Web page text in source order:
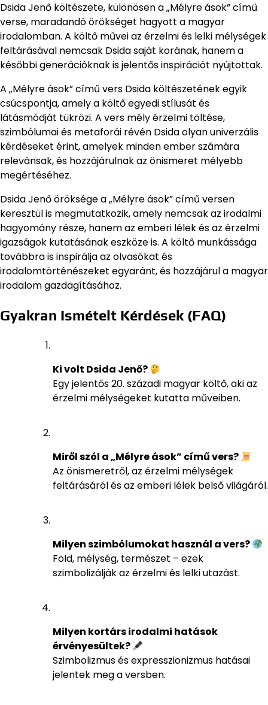
Dsida Jenő költészete, különösen a „Mélyre ások” című
verse, maradandó örökséget hagyott a magyar
irodalomban. A költő művei az érzelmi és lelki mélységek
feltárásával nemcsak Dsida saját korának, hanem a
későbbi generációknak is jelentős inspirációt nyújtottak.
A „Mélyre ások” című vers Dsida költészetének egyik
csúcspontja, amely a költő egyedi stílusát és
látásmódját tükrözi. A vers mély érzelmi töltése,
szimbólumai és metaforái révén Dsida olyan univerzális
kérdéseket érint, amelyek minden ember számára
relevánsak, és hozzájárulnak az önismeret mélyebb
megértéséhez.
Dsida Jenő öröksége a „Mélyre ások” című versen
keresztül is megmutatkozik, amely nemcsak az irodalmi
hagyomány része, hanem az emberi lélek és az érzelmi
igazságok kutatásának eszköze is. A költő munkássága
továbbra is inspirálja az olvasókat és
irodalomtörténészeket egyaránt, és hozzájárul a magyar
irodalom gazdagításához.
Gyakran Ismételt Kérdések (FAQ)
Ki volt Dsida Jenő?
Egy jelentős 20. századi magyar költő, aki az
érzelmi mélységeket kutatta műveiben.
Miről szól a „Mélyre ások” című vers?
Az önismeretről, az érzelmi mélységek
feltárásáról és az emberi lélek belső világáról.
Milyen szimbólumokat használ a vers?
Föld, mélység, természet – ezek
szimbolizálják az érzelmi és lelki utazást.
Milyen kortárs irodalmi hatások
érvényesültek?
Szimbolizmus és expresszionizmus hatásai
jelentek meg a versben.